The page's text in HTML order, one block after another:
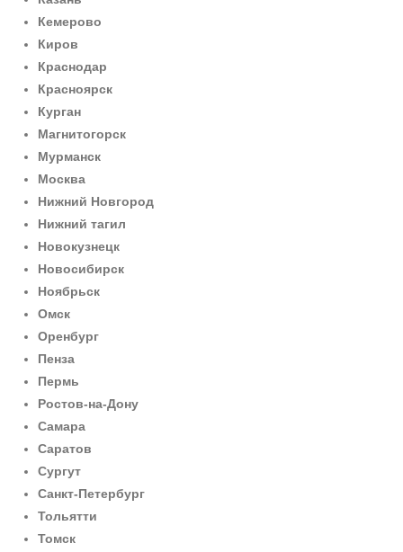
Кемерово
Киров
Краснодар
Красноярск
Курган
Магнитогорск
Мурманск
Москва
Нижний Новгород
Нижний тагил
Новокузнецк
Новосибирск
Ноябрьск
Омск
Оренбург
Пенза
Пермь
Ростов-на-Дону
Самара
Саратов
Сургут
Санкт-Петербург
Тольятти
Томск